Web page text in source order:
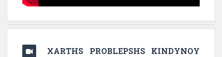
XARTHS PROBLEPSHS KINDYNOY